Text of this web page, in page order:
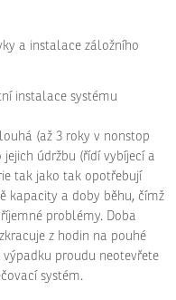
a instalace záložního
instalace systému
(až 3 roky v nonstop
údržbu (řídí vybíjecí a
tak jako tak opotřebují
kapacity a doby běhu, čímž
problémy. Doba
z hodin na pouhé
proudu neotevřete
systém.